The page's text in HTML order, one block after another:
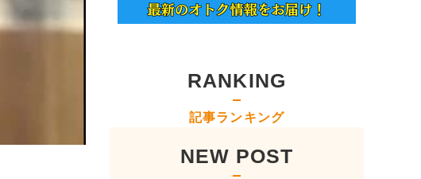
RANKING
記事ランキング
NEW POST